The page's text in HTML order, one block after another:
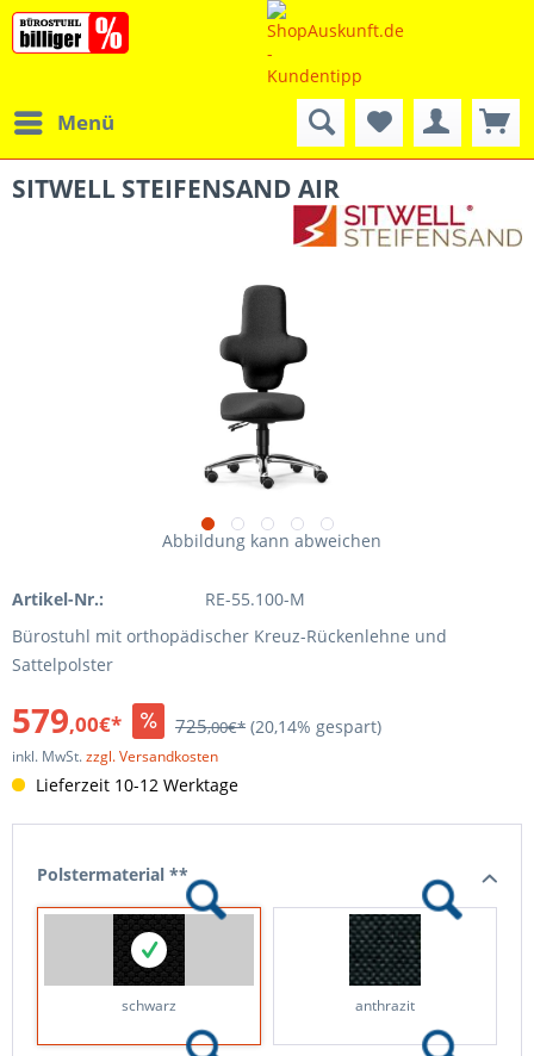
Menü
SITWELL STEIFENSAND AIR
Abbildung kann abweichen
Artikel-Nr.:
RE-55.100-M
Bürostuhl mit orthopädischer Kreuz-Rückenlehne und
Sattelpolster
579,00€* 725,00€* (20,14% gespart)
inkl. MwSt.zzgl. Versandkosten
Lieferzeit 10-12 Werktage
Polstermaterial **
schwarz anthrazit